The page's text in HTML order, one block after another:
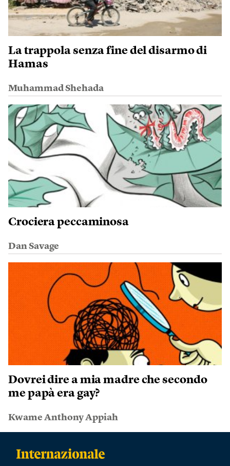
La trappola senza fine del disarmo di
Hamas
Muhammad Shehada
Crociera peccaminosa
Dan Savage
Dovrei dire a mia madre che secondo
me papà era gay?
Kwame Anthony Appiah